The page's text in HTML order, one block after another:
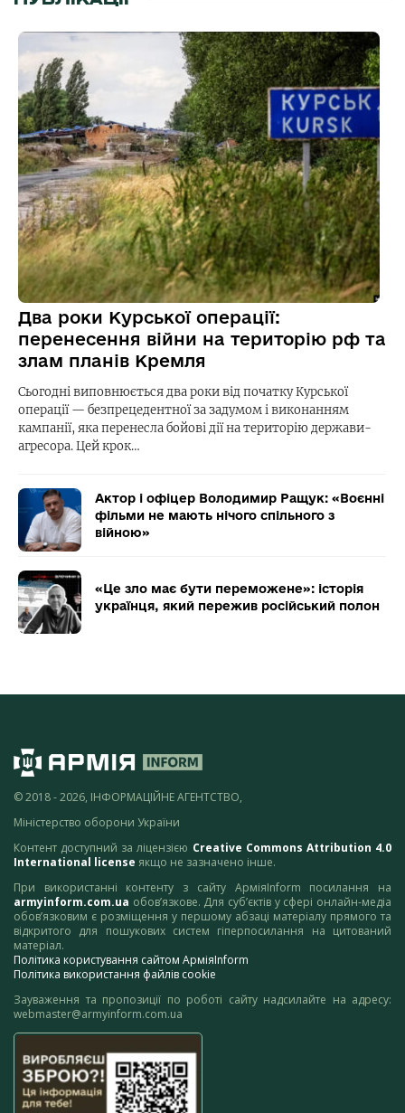
Два роки Курської операції:
перенесення війни на територію рф та
злам планів Кремля
Сьогодні виповнюється два роки від початку Курської
операції — безпрецедентної за задумом і виконанням
кампанії, яка перенесла бойові дії на територію держави-
агресора. Цей крок…
Актор і офіцер Володимир Ращук: «Воєнні
фільми не мають нічого спільного з
війною»
«Це зло має бути переможене»: історія
українця, який пережив російський полон
© 2018 - 2026, ІНФОРМАЦІЙНЕ АГЕНТСТВО,
Міністерство оборони України
Контент доступний за ліцензією Creative Commons Attribution 4.0
International license якщо не зазначено інше.
При використанні контенту з сайту АрміяInform посилання на
armyinform.com.ua обов’язкове. Для суб’єктів у сфері онлайн-медіа
обов’язковим є розміщення у першому абзаці матеріалу прямого та
відкритого для пошукових систем гіперпосилання на цитований
матеріал.
Політика користування сайтом АрміяInform
Політика використання файлів cookie
Зауваження та пропозиції по роботі сайту надсилайте на адресу:
webmaster@armyinform.com.ua